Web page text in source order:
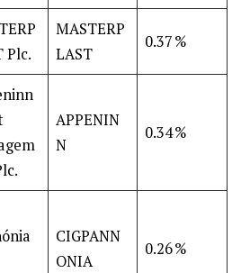
Plc.
MASTERP
LAST
0.37 %
APPENIN
N
0.34 %
CIGPANN
ONIA
0.26 %